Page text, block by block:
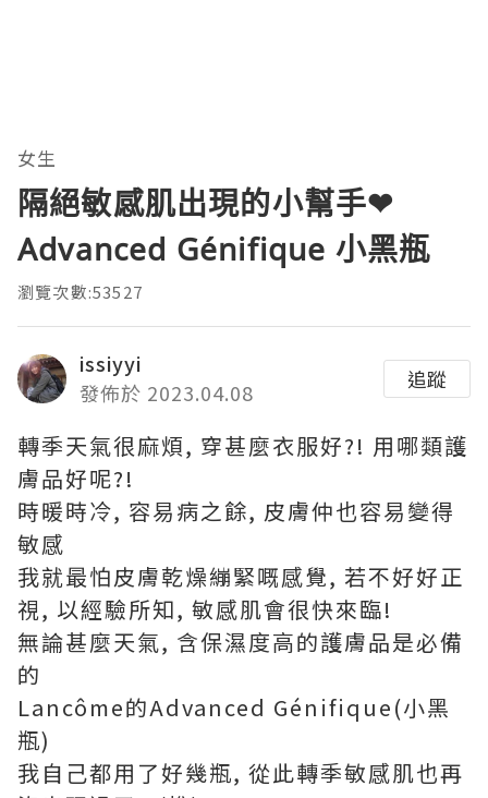
女生
隔絕敏感肌出現的小幫手❤
Advanced Génifique 小黑瓶
瀏覽次數:53527
issiyyi
發佈於 2023.04.08
追蹤
轉季天氣很麻煩, 穿甚麼衣服好?! 用哪類護
膚品好呢?!
時暖時冷, 容易病之餘, 皮膚仲也容易變得
敏感
我就最怕皮膚乾燥繃緊嘅感覺, 若不好好正
視, 以經驗所知, 敏感肌會很快來臨!
無論甚麼天氣, 含保濕度高的護膚品是必備
的
Lancôme的Advanced Génifique(小黑
瓶)
我自己都用了好幾瓶, 從此轉季敏感肌也再